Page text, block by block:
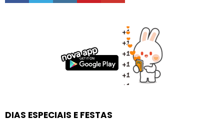
DIAS ESPECIAIS E FESTAS